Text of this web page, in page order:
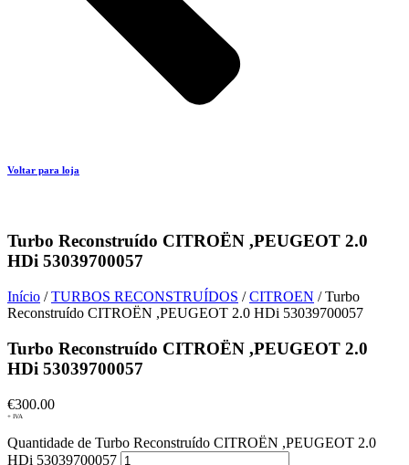
Voltar para loja
Turbo Reconstruído CITROËN ,PEUGEOT 2.0
HDi 53039700057
Início /TURBOS RECONSTRUÍDOS /CITROEN / Turbo
Reconstruído CITROËN ,PEUGEOT 2.0 HDi 53039700057
Turbo Reconstruído CITROËN ,PEUGEOT 2.0
HDi 53039700057
€300.00
+ IVA
Quantidade de Turbo Reconstruído CITROËN ,PEUGEOT 2.0
HDi 53039700057